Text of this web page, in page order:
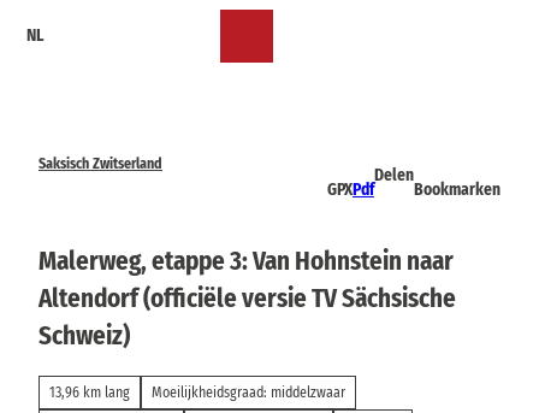
NL
Saksisch Zwitserland
GPXPdf
Delen
Bookmarken
Malerweg, etappe 3: Van Hohnstein naar
Altendorf (officiële versie TV Sächsische
Schweiz)
13,96 km lang
Moeilijkheidsgraad: middelzwaar